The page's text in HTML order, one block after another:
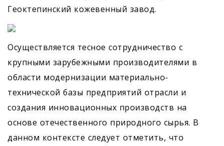
Геоктепинский кожевенный завод.
Осуществляется тесное сотрудничество с
крупными зарубежными производителями в
области модернизации материально-
технической базы предприятий отрасли и
создания инновационных производств на
основе отечественного природного сырья. В
данном контексте следует отметить, что